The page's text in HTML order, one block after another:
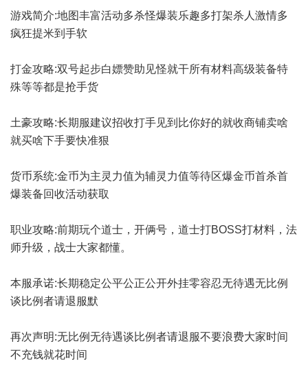
游戏简介:地图丰富活动多杀怪爆装乐趣多打架杀人激情多
疯狂提米到手软
打金攻略:双号起步白嫖赞助见怪就干所有材料高级装备特
殊等等都是抢手货
土豪攻略:长期服建议招收打手见到比你好的就收商铺卖啥
就买啥下手要快准狠
货币系统:金币为主灵力值为辅灵力值等待区爆金币首杀首
爆装备回收活动获取
职业攻略:前期玩个道士，开俩号，道士打BOSS打材料，法
师升级，战士大家都懂。
本服承诺:长期稳定公平公正公开外挂零容忍无待遇无比例
谈比例者请退服默
再次声明:无比例无待遇谈比例者请退服不要浪费大家时间
不充钱就花时间